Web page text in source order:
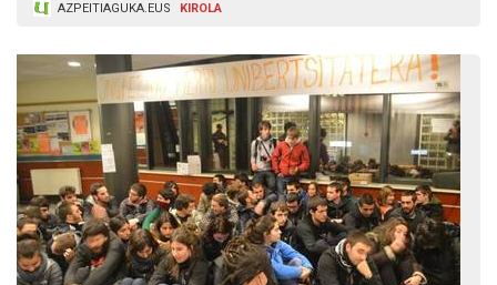
AZPEITIAGUKA.EUS KIROLA